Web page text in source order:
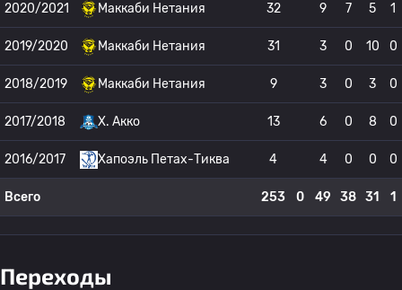
2020/2021 Маккаби Нетания 32 9 7 5 1
2019/2020 Маккаби Нетания 31 3 0 10 0
2018/2019 Маккаби Нетания 9 3 0 3 0
2017/2018 Х. Акко 13 6 0 8 0
2016/2017 Хапоэль Петах-Тиква 4 4 0 0 0
Всего 253 0 49 38 31 1
Переходы